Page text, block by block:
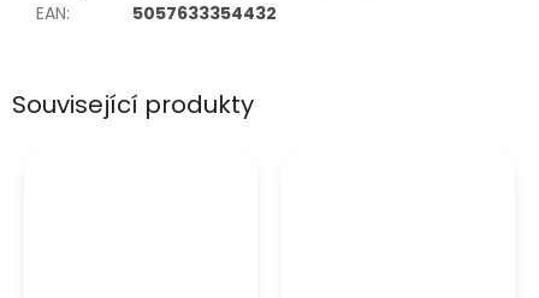
Související produkty
EAN: 5057633354432